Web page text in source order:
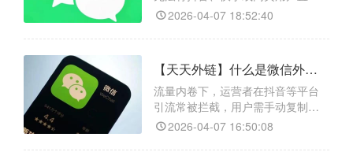
需技术背景，后台简单配置
引流到个人微信、公众号等。如果
码再去微信搜索，步骤烦琐，流失
台引流工具，能有效解决这一痛
点：跨平台跳转链接生成，支持抖
音、快手、短信等几乎所有APP无缝
跳转至微信生态；智能防封技术
2026-04-07 18:52:40
【天天外链】什么是微信外链生成器？如何操作？
流量内卷下，运营者在抖音等平台
引流常被拦截，用户需手动复制微
信号再打开微信搜索，导致大量流
微信生态。天天外链支持跳转添加
2026-04-07 16:50:08